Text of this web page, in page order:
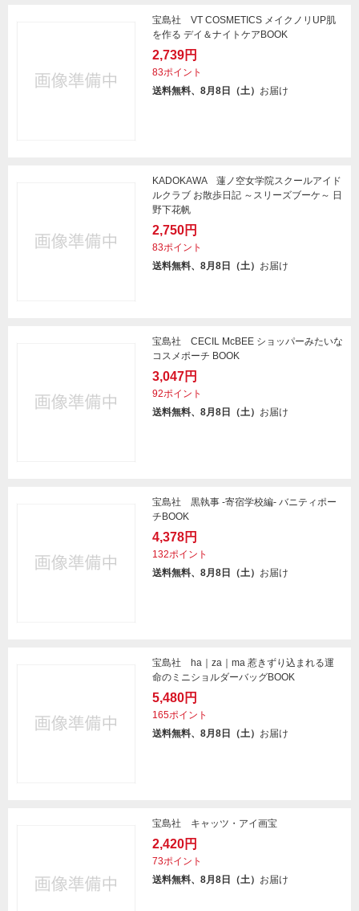
宝島社 VT COSMETICS メイクノリUP肌
を作る デイ＆ナイトケアBOOK
2,739円
83ポイント
送料無料、8月8日（土） お届け
KADOKAWA 蓮ノ空女学院スクールアイド
ルクラブ お散歩日記 ～スリーズブーケ～ 日
野下花帆
2,750円
83ポイント
送料無料、8月8日（土） お届け
宝島社 CECIL McBEE ショッパーみたいな
コスメポーチ BOOK
3,047円
92ポイント
送料無料、8月8日（土） お届け
宝島社 黒執事 -寄宿学校編- バニティポー
チBOOK
4,378円
132ポイント
送料無料、8月8日（土） お届け
宝島社 ha｜za｜ma 惹きずり込まれる運
命のミニショルダーバッグBOOK
5,480円
165ポイント
送料無料、8月8日（土） お届け
宝島社 キャッツ・アイ画宝
2,420円
73ポイント
送料無料、8月8日（土） お届け